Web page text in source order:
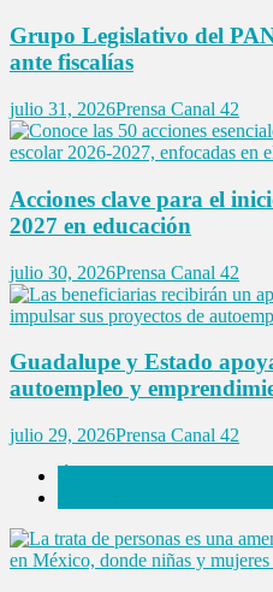
Grupo Legislativo del
ante fiscalías
julio 31, 2026Prensa Canal 42
Acciones clave para el
2027 en educación
julio 30, 2026Prensa Canal 42
Guadalupe y Estado
autoempleo y
julio 29, 2026Prensa Canal 42